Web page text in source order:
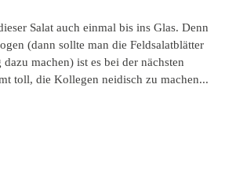
Salat auch einmal bis ins Glas. Denn
(dann sollte man die Feldsalatblätter
dazu machen) ist es bei der nächsten
toll, die Kollegen neidisch zu machen...